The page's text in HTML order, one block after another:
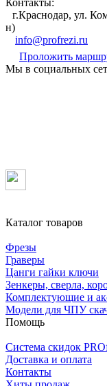
г.Краснодар, ул.
н)
info@profrezi.ru
Проложить
Мы в социальных
Каталог товаров
Фрезы
Граверы
Цанги гайки ключи
Зенкеры, сверла,
Комплектующие и
Модели для ЧПУ
Помощь
Система скидок
Доставка и оплата
Контакты